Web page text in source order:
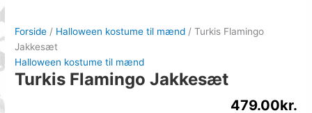
Forside / Halloween kostume til mænd / Turkis Flamingo
Jakkesæt
Halloween kostume til mænd
Turkis Flamingo Jakkesæt
479.00kr.